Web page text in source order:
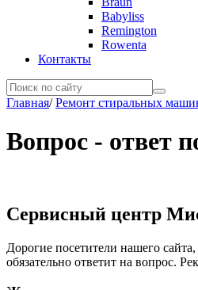
Babyliss
Remington
Rowenta
Контакты
Главная/Ремонт стиральных
Вопрос - ответ
Сервисный центр
Дорогие посетители нашего
обязательно ответит на вопрос.